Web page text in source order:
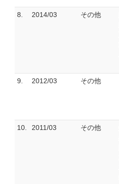
8. 2014/03 その他
9. 2012/03 その他
10. 2011/03 その他